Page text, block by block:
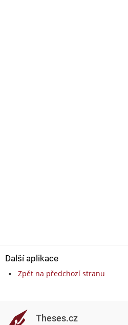
Další aplikace
Zpět na předchozí stranu
Theses.cz